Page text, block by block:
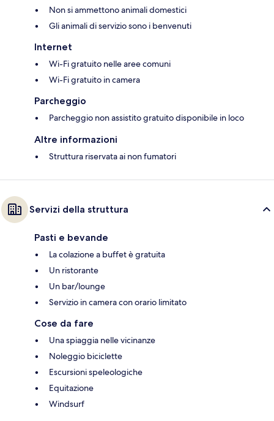
Non si ammettono animali domestici
Gli animali di servizio sono i benvenuti
Internet
Wi-Fi gratuito nelle aree comuni
Wi-Fi gratuito in camera
Parcheggio
Parcheggio non assistito gratuito disponibile in loco
Altre informazioni
Struttura riservata ai non fumatori
Servizi della struttura
Pasti e bevande
La colazione a buffet è gratuita
Un ristorante
Un bar/lounge
Servizio in camera con orario limitato
Cose da fare
Una spiaggia nelle vicinanze
Noleggio biciclette
Escursioni speleologiche
Equitazione
Windsurf